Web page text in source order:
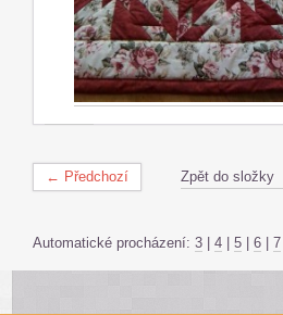
← Předchozí Zpět do složky
Automatické procházení: 3 4 5 6 7